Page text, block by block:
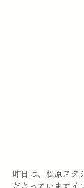
昨日は、松原スタ
ださっていますイ